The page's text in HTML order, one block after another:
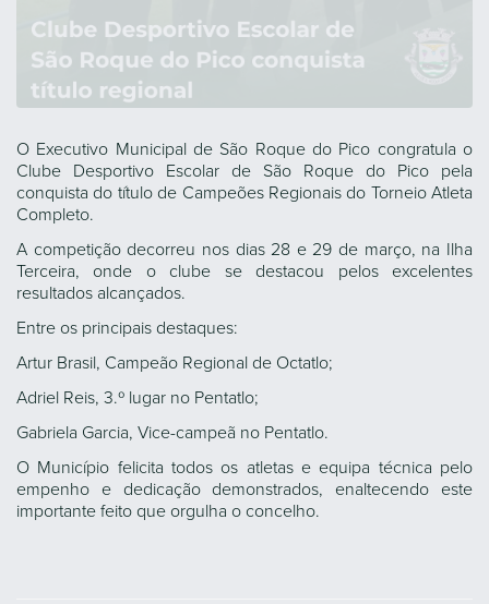
O Executivo Municipal de São Roque do Pico congratula o
Clube Desportivo Escolar de São Roque do Pico pela
conquista do título de Campeões Regionais do Torneio Atleta
Completo.
A competição decorreu nos dias 28 e 29 de março, na Ilha
Terceira, onde o clube se destacou pelos excelentes
resultados alcançados.
Entre os principais destaques:
Artur Brasil, Campeão Regional de Octatlo;
Adriel Reis, 3.º lugar no Pentatlo;
Gabriela Garcia, Vice-campeã no Pentatlo.
O Município felicita todos os atletas e equipa técnica pelo
empenho e dedicação demonstrados, enaltecendo este
importante feito que orgulha o concelho.